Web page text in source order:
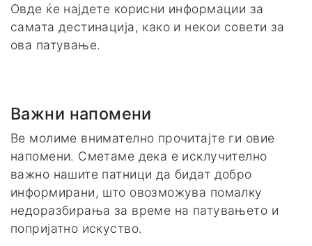
Овде ќе најдете корисни информации за
самата дестинација, како и некои совети за
ова патување.
Важни напомени
Ве молиме внимателно прочитајте ги овие
напомени. Сметаме дека е исклучително
важно нашите патници да бидат добро
информирани, што овозможува помалку
недоразбирања за време на патувањето и
попријатно искуство.